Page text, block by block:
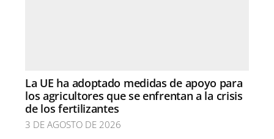
La UE ha adoptado medidas de apoyo para
los agricultores que se enfrentan a la crisis
de los fertilizantes
3 DE AGOSTO DE 2026